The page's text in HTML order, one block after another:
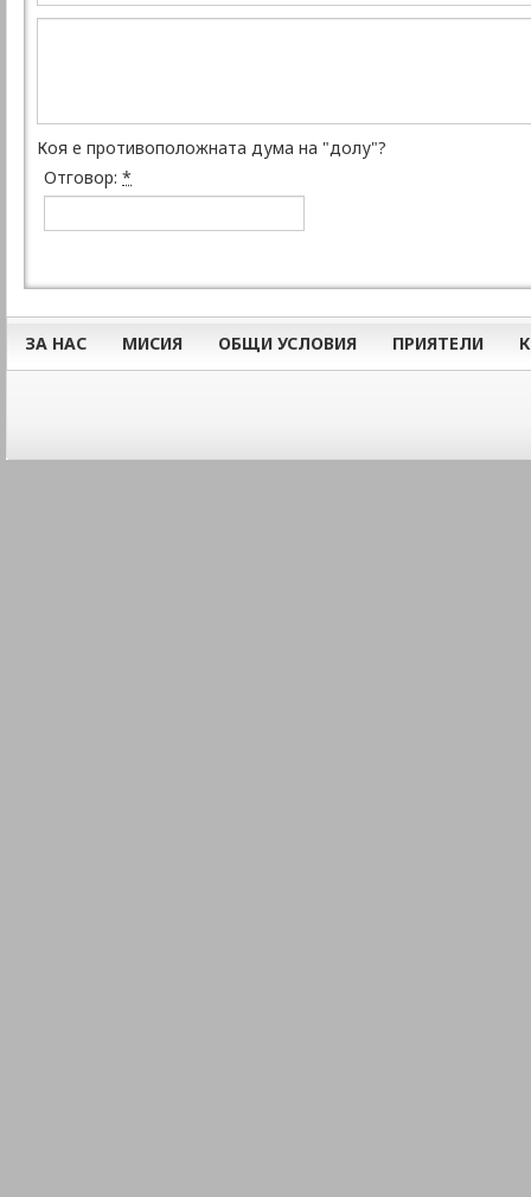
Коя е противоположната дума на "долу"?
Отговор: *
ЗА НАС МИСИЯ ОБЩИ УСЛОВИЯ ПРИЯТЕЛИ